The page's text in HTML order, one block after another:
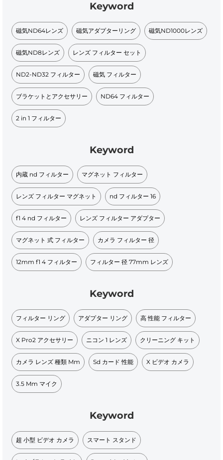
Keyword
磁気ND64レンズ 磁気アダプターリング 磁気ND1000レンズ
磁気ND8レンズ レンズ フィルター セット
ND2-ND32 フィルター 磁気 フィルター​
ブラケットとアクセサリー ND64 フィルター
2 in 1 フィルター
Keyword
内蔵 nd フィルター マグネット フィルター
レンズ フィルター マグネット nd フィルター 16
f1 4 nd フィルター レンズ フィルター アダプター
マグネット 式 フィルター カメラ フィルター 径
12mm f1 4 フィルター フィルター 径 77mm レンズ
Keyword
フィルター リング アダプター リング 高 性能 フィルター
X Pro2 アクセサリー ニコン 1 レンズ クリーニング キット
カメラ レンズ 種類 Mm Sd カード 性能 X ビデオ カメラ
3.5 Mm マイク
Keyword
超 小型 ビデオ カメラ スマート スタンド